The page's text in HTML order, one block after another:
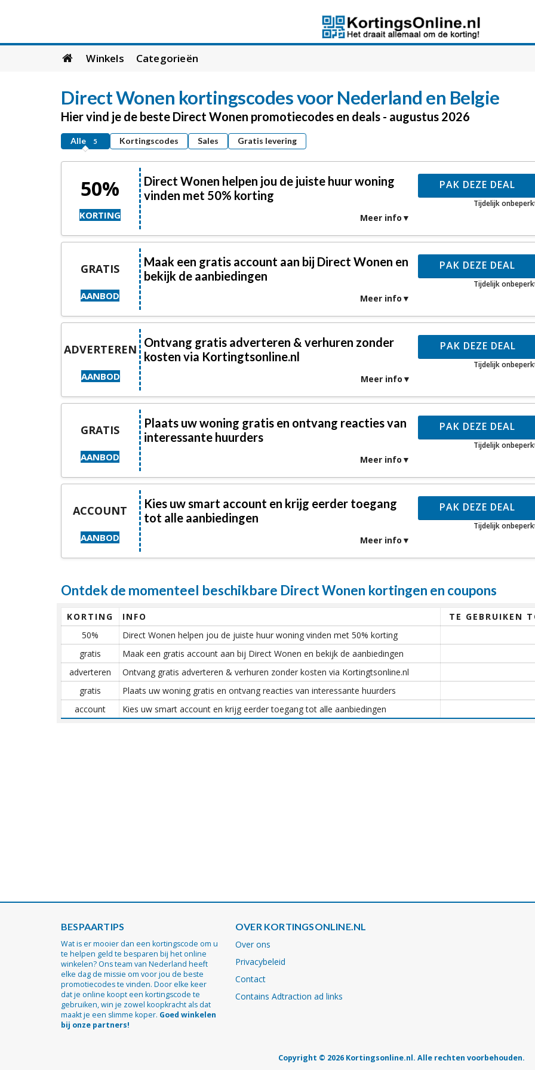
Skip
to
Winkels Categorieën
Direct Wonen kortingscodes voor Nederland en Belgie
Hier vind je de beste Direct Wonen promotiecodes en deals - augustus 2026
Alle 5 Kortingscodes Sales Gratis levering
50%
KORTING
Direct Wonen helpen jou de juiste huur woning
vinden met 50% korting
Meer info
PAK DEZE DEAL
Tijdelijk
GRATIS
AANBOD
Maak een gratis account aan bij Direct Wonen en
bekijk de aanbiedingen
Meer info
PAK DEZE DEAL
Tijdelijk
ADVERTEREN
AANBOD
Ontvang gratis adverteren & verhuren zonder
kosten via Kortingtsonline.nl
Meer info
PAK DEZE DEAL
Tijdelijk
GRATIS
AANBOD
Plaats uw woning gratis en ontvang reacties van
interessante huurders
Meer info
PAK DEZE DEAL
Tijdelijk
ACCOUNT
AANBOD
Kies uw smart account en krijg eerder toegang
tot alle aanbiedingen
Meer info
PAK DEZE DEAL
Tijdelijk
Ontdek de momenteel beschikbare Direct Wonen kortingen en coupons
KORTING INFO
TE GEBRUIKEN
50%
Direct Wonen helpen jou de juiste huur woning vinden met 50% korting
gratis
Maak een gratis account aan bij Direct Wonen en bekijk de aanbiedingen
adverteren
Ontvang gratis adverteren & verhuren zonder kosten via Kortingtsonline.nl
gratis
Plaats uw woning gratis en ontvang reacties van interessante huurders
account
Kies uw smart account en krijg eerder toegang tot alle aanbiedingen
BESPAARTIPS
Wat is er mooier dan een kortingscode om u
te helpen geld te besparen bij het online
winkelen? Ons team van Nederland heeft
elke dag de missie om voor jou de beste
promotiecodes te vinden. Door elke keer
dat je online koopt een kortingscode te
gebruiken, win je zowel koopkracht als dat
maakt je een slimme koper. Goed winkelen
bij onze partners!
OVER KORTINGSONLINE.NL
Over ons
Privacybeleid
Contact
Contains Adtraction ad links
Copyright © 2026 Kortingsonline.nl. Alle rechten voorbehouden.